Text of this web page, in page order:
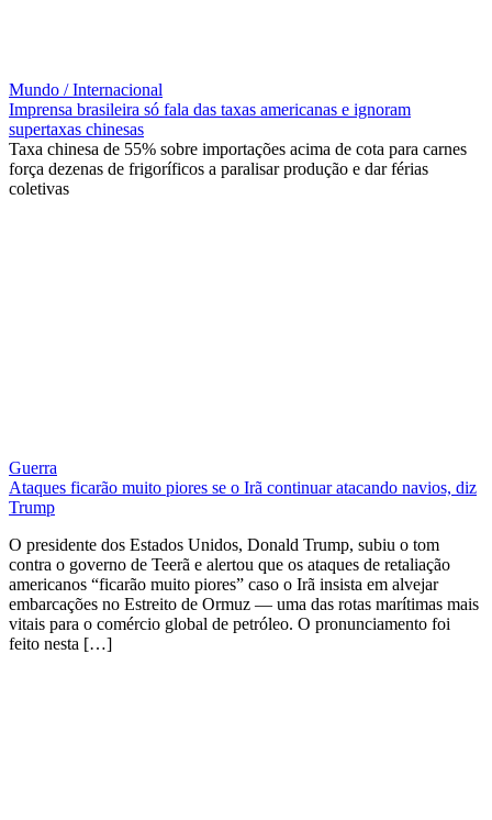
Mundo / Internacional
Imprensa brasileira só fala das taxas americanas e ignoram
supertaxas chinesas
Taxa chinesa de 55% sobre importações acima de cota para carnes
força dezenas de frigoríficos a paralisar produção e dar férias
coletivas
Guerra
Ataques ficarão muito piores se o Irã continuar atacando navios, diz
Trump
O presidente dos Estados Unidos, Donald Trump, subiu o tom
contra o governo de Teerã e alertou que os ataques de retaliação
americanos “ficarão muito piores” caso o Irã insista em alvejar
embarcações no Estreito de Ormuz — uma das rotas marítimas mais
vitais para o comércio global de petróleo. O pronunciamento foi
feito nesta […]